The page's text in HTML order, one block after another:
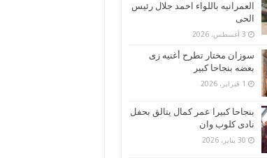
العمرانيه باللواء احمد جلال رئيس
الحى
3 أغسطس، 2026
سوزان مختار تطرح أغنيه زى
بعضه بنجاحا كبير
1 فبراير، 2026
بنجاحا كبيرا عمر كمال يتالق بحفل
نادى كلوب وان
30 يناير، 2026